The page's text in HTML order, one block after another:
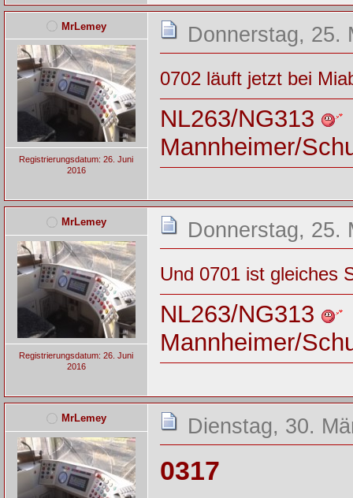
MrLemey
Registrierungsdatum: 26. Juni
2016
Donnerstag, 25.
0702 läuft jetzt bei
NL263/NG313
Mannheimer/
MrLemey
Registrierungsdatum: 26. Juni
2016
Donnerstag, 25.
Und 0701 ist gleiches
NL263/NG313
Mannheimer/
MrLemey Dienstag, 30.
0317